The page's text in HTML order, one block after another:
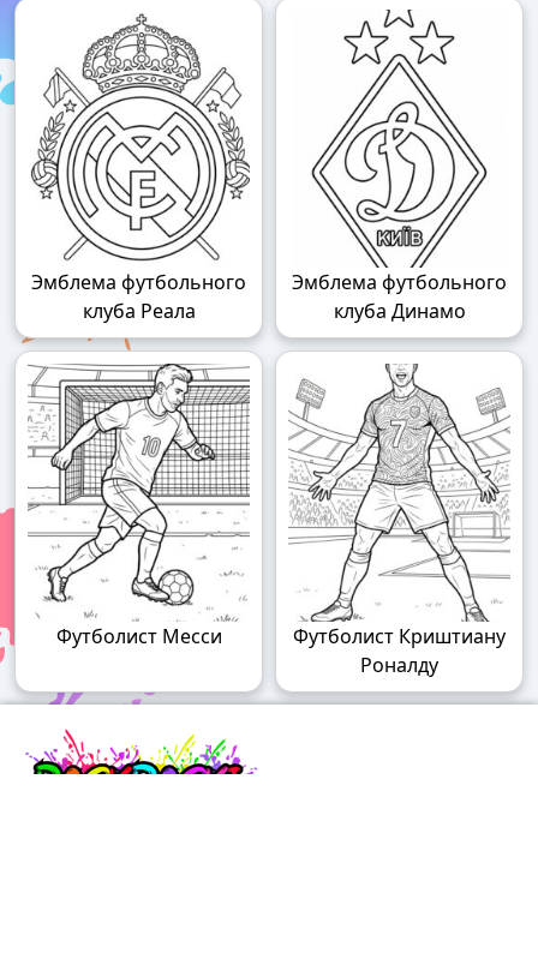
Эмблема футбольного
клуба Реала
Эмблема футбольного
клуба Динамо
Футболист Месси
Футболист Криштиану
Роналду